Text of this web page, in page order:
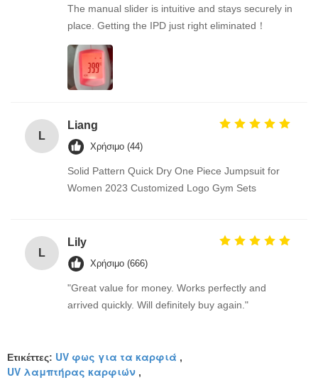
The manual slider is intuitive and stays securely in
place. Getting the IPD just right eliminated！
L
Liang
Χρήσιμο (44)
Solid Pattern Quick Dry One Piece Jumpsuit for
Women 2023 Customized Logo Gym Sets
L
Lily
Χρήσιμο (666)
"Great value for money. Works perfectly and
arrived quickly. Will definitely buy again."
Ετικέττες: UV φως για τα καρφιά ,
UV λαμπτήρας καρφιών ,